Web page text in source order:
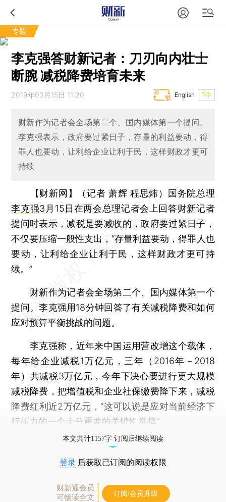
专题
李克强答财新记者：刀刃向内壮士
断腕 减税降费培育未来
2019年03月15日 11:20 T中
English
财新作为记者会全场第二个、国内媒体第一个提问。
李克强表示，政府要过紧日子，存量的利益要动，得
罪人也要动，让利给企业让利于民，这样财政才更可
持续
【财新网】（记者 萧辉 程思炜）
国务院总理
李克强3月15日在两会总理记者会上回答财新记者
提问时表示，减税是要减收的，政府要过紧日子，
不仅要压缩一般性支出，“存量利益要动，得罪人也
要动，让利给企业让利于民，这样财政才更可持
续。”
财新作为记者会全场第二个、国内媒体第一个
提问。李克强用18分钟回答了有关减税降费和如何
应对预算平衡挑战的问题。
李克强称，近年来中国运用营改增这个载体，
每年给企业减税1万亿元，三年（2016年－2018
年）共减税3万亿元，今年下决心要进行更大规模
减税降费，把增值税和企业社保缴费降下来，减税
降费红利近2万亿元，“这可以说是应对当前经济下
行压力的一个十分重要的关键性举措”。
本文共计1157字 订阅后继续阅读
登录 后获取已订阅的阅读权限
财新通会员
可畅读全文
订阅/会员升级